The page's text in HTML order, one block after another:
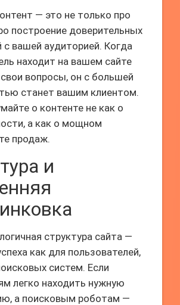
— это не только про
построение доверительных
вашей аудиторией. Когда
находит на вашем сайте
вопросы, он с большей
станет вашим клиентом.
о контенте не как о
а как о мощном
продаж.
и
структура сайта —
как для пользователей,
систем. Если
легко находить нужную
а поисковым роботам —